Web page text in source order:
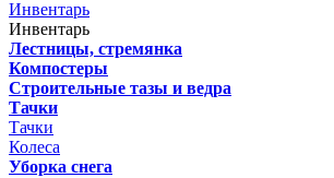
Инвентарь
Инвентарь
Лестницы, стремянка
Компостеры
Строительные тазы и ведра
Тачки
Тачки
Колеса
Уборка снега